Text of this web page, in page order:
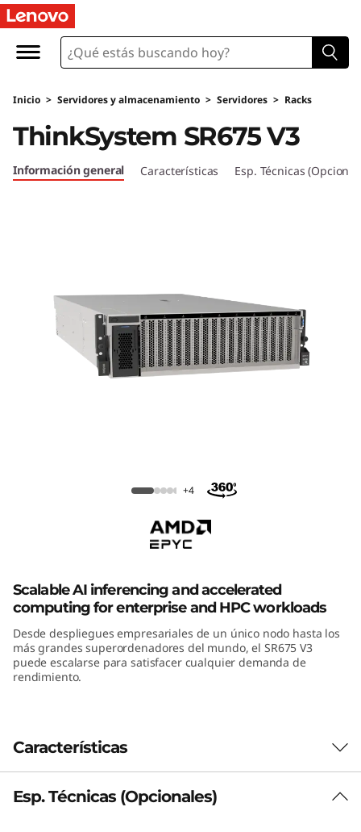
T
h
n
S
3
G
P
R
a
Inicio > Servidores y almacenamiento > Servidores > Racks
ThinkSystem SR675 V3
Información general Características Esp. Técnicas
+4
Scalable AI inferencing and accelerated
computing for enterprise and HPC workloads
Desde despliegues empresariales de un único nodo hasta los
más grandes superordenadores del mundo, el SR675 V3
puede escalarse para satisfacer cualquier demanda de
rendimiento.
Características
Plataforma con elevada densidad de GPU
Esp. Técnicas (Opcionales)